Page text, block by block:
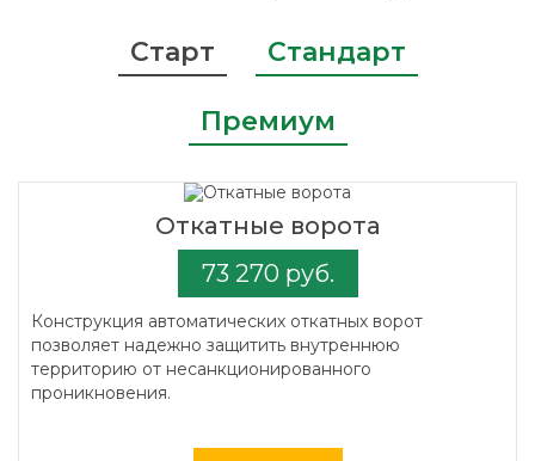
Старт Стандарт
Премиум
Откатные ворота
73 270 руб.
Конструкция автоматических откатных ворот
позволяет надежно защитить внутреннюю
территорию от несанкционированного
проникновения.